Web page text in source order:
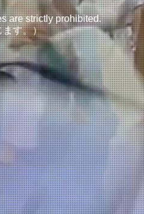
are strictly prohibited.
ます。）